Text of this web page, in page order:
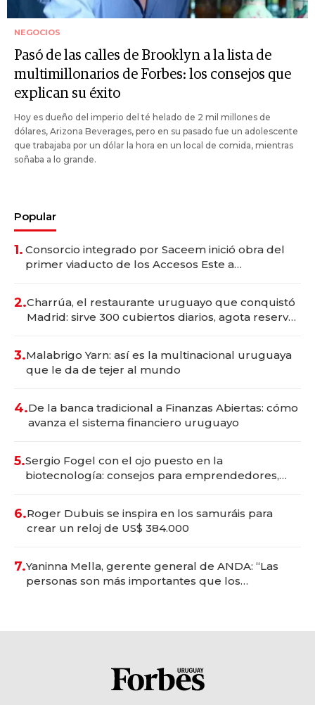
NEGOCIOS
Pasó de las calles de Brooklyn a la lista de
multimillonarios de Forbes: los consejos que
explican su éxito
Hoy es dueño del imperio del té helado de 2 mil millones de
dólares, Arizona Beverages, pero en su pasado fue un adolescente
que trabajaba por un dólar la hora en un local de comida, mientras
soñaba a lo grande.
Popular
1. Consorcio integrado por Saceem inició obra del
primer viaducto de los Accesos Este a
2.Charrúa, el restaurante uruguayo que conquistó
Madrid: sirve 300 cubiertos diarios, agota reservas
3.Malabrigo Yarn: así es la multinacional uruguaya
que le da de tejer al mundo
4.De la banca tradicional a Finanzas Abiertas: cómo
avanza el sistema financiero uruguayo
5.Sergio Fogel con el ojo puesto en la
biotecnología: consejos para emprendedores,
6.Roger Dubuis se inspira en los samuráis para
crear un reloj de US$ 384.000
7.Yaninna Mella, gerente general de ANDA: “Las
personas son más importantes que los